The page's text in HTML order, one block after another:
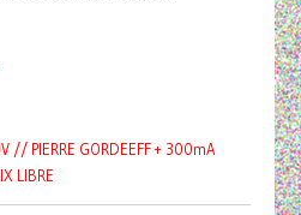
// PIERRE GORDEEFF + 300mA
LIBRE